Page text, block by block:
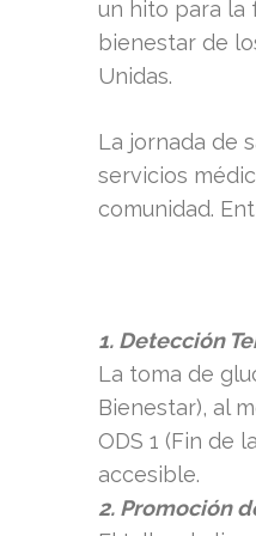
un hito para la
bienestar de
Unidas.
La jornada de
servicios
comunidad.
1. Detección
La toma de
Bienestar), al
ODS 1 (Fin de
accesible.
2. Promoción